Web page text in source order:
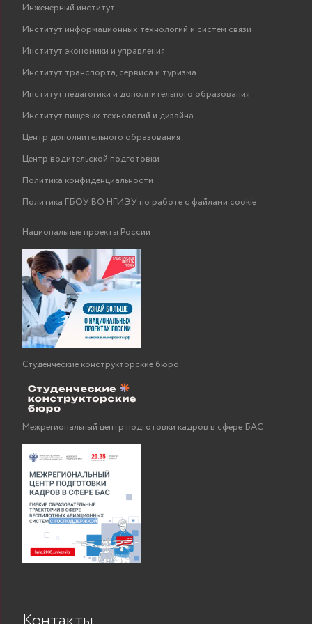
Инженерный институт
Институт информационных технологий и систем связи
Институт экономики и управления
Институт транспорта, сервиса и туризма
Институт педагогики и дополнительного образования
Институт пищевых технологий и дизайна
Центр дополнительного образования
Центр водительской подготовки
Политика конфиденциальности
Политика ГБОУ ВО НГИЭУ по работе с файлами cookie
Национальные проекты России
Студенческие конструкторские бюро
Межрегиональный центр подготовки кадров в сфере БАС